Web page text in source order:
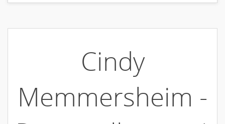
Cindy
Memmersheim -